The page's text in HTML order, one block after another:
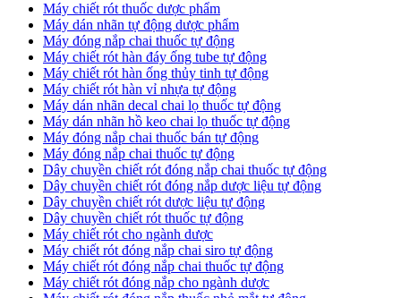
Máy chiết rót thuốc dược phẩm
Máy dán nhãn tự động dược phẩm
Máy đóng nắp chai thuốc tự động
Máy chiết rót hàn đáy ống tube tự động
Máy chiết rót hàn ống thủy tinh tự động
Máy chiết rót hàn vỉ nhựa tự động
​Máy dán nhãn decal chai lọ thuốc tự động
Máy dán nhãn hồ keo chai lọ thuốc tự động
Máy đóng nắp chai thuốc bán tự động
Máy đóng nắp chai thuốc tự động
Dây chuyền chiết rót đóng nắp chai thuốc tự động
​Dây chuyền chiết rót đóng nắp dược liệu tự động
Dây chuyền chiết rót dược liệu tự động
​Dây chuyền chiết rót thuốc tự động
Máy chiết rót cho ngành dược
​Máy chiết rót đóng nắp chai siro tự động
​Máy chiết rót đóng nắp chai thuốc tự động
​Máy chiết rót đóng nắp cho ngành dược